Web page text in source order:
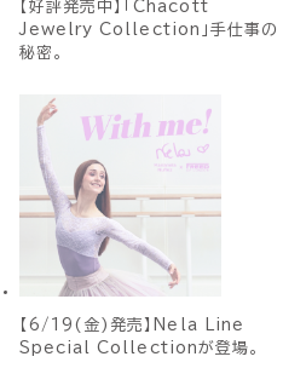
【好評発売中】「Chacott
Jewelry Collection」手仕事の
秘密。
【6/19(金)発売】Nela Line
Special Collectionが登場。